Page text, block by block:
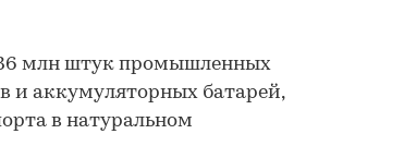
млн штук промышленных
и аккумуляторных батарей,
в натуральном